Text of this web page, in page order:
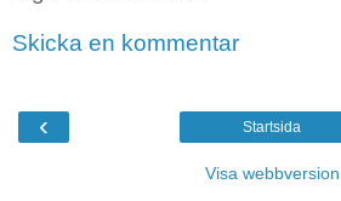
Skicka en kommentar
‹ Startsida
Visa webbversion